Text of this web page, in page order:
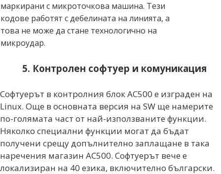
маркирани с микроточкова машина. Тези
кодове работят с дебелината на линията, а
това не може да стане технологично на
микроудар.
5. Контролен софтуер и комуникация
Софтуерът в контролния блок AC500 е изграден на
Linux. Още в основната версия на SW ще намерите
по-голямата част от най-използваните функции.
Няколко специални функции могат да бъдат
получени срещу допълнително заплащане в така
наречения магазин AC500. Софтуерът вече е
локализиран на 40 езика, включително български.